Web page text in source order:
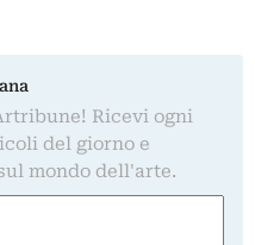
Ricevi ogni
del giorno e
mondo dell'arte.